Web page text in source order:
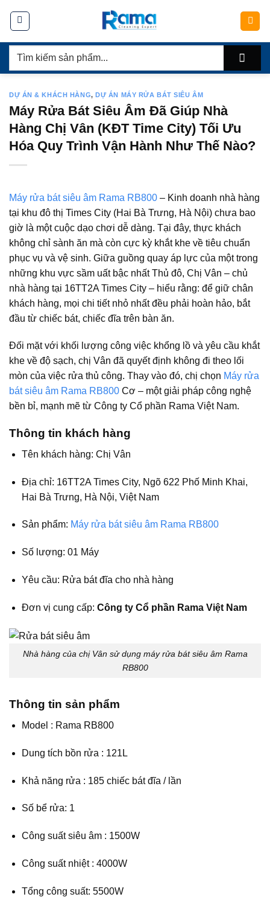
dung
Tìm
DỰ ÁN & KHÁCH HÀNG,DỰ ÁN MÁY RỬA BÁT SIÊU ÂM
Máy Rửa Bát Siêu Âm Đã Giúp Nhà
Hàng Chị Vân (KĐT Time City) Tối Ưu
Hóa Quy Trình Vận Hành Như Thế Nào?
Máy rửa bát siêu âm Rama RB800 – Kinh doanh nhà hàng
tại khu đô thị Times City (Hai Bà Trưng, Hà Nội) chưa bao
giờ là một cuộc dạo chơi dễ dàng. Tại đây, thực khách
không chỉ sành ăn mà còn cực kỳ khắt khe về tiêu chuẩn
phục vụ và vệ sinh. Giữa guồng quay áp lực của một trong
những khu vực sầm uất bậc nhất Thủ đô, Chị Vân – chủ
nhà hàng tại 16TT2A Times City – hiểu rằng: để giữ chân
khách hàng, mọi chi tiết nhỏ nhất đều phải hoàn hảo, bắt
đầu từ chiếc bát, chiếc đĩa trên bàn ăn.
Đối mặt với khối lượng công việc khổng lồ và yêu cầu khắt
khe về độ sạch, chị Vân đã quyết định không đi theo lối
mòn của việc rửa thủ công. Thay vào đó, chị chọn Máy rửa
bát siêu âm Rama RB800 Cơ – một giải pháp công nghệ
bền bỉ, mạnh mẽ từ Công ty Cổ phần Rama Việt Nam.
Thông tin khách hàng
Tên khách hàng: Chị Vân
Địa chỉ: 16TT2A Times City, Ngõ 622 Phố Minh Khai,
Hai Bà Trưng, Hà Nội, Việt Nam
Sản phẩm: Máy rửa bát siêu âm Rama RB800
Số lượng: 01 Máy
Yêu cầu: Rửa bát đĩa cho nhà hàng
Đơn vị cung cấp: Công ty Cổ phần Rama Việt Nam
Nhà hàng của chị Vân sử dụng máy rửa bát siêu âm Rama
RB800
Thông tin sản phẩm
Model : Rama RB800
Dung tích bồn rửa : 121L
Khả năng rửa : 185 chiếc bát đĩa / lần
Số bể rửa: 1
Công suất siêu âm : 1500W
Công suất nhiệt : 4000W
Tổng công suất: 5500W